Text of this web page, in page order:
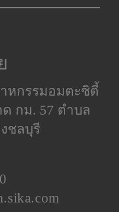
หกรรมอมตะซิตี้
กม. 57 ตำบล
ชลบุรี